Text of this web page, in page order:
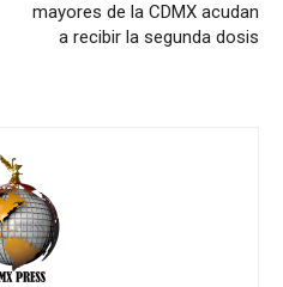
mayores de la CDMX acudan
a recibir la segunda dosis